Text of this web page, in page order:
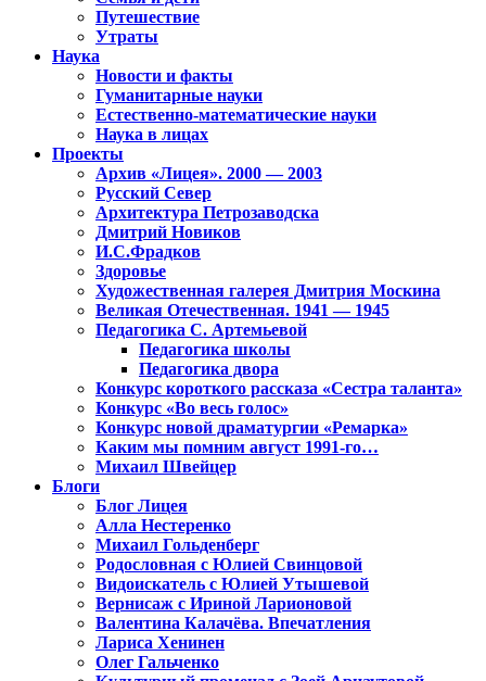
Путешествие
Утраты
Наука
Новости и факты
Гуманитарные науки
Естественно-математические науки
Наука в лицах
Проекты
Архив «Лицея». 2000 — 2003
Русский Север
Архитектура Петрозаводска
Дмитрий Новиков
И.С.Фрадков
Здоровье
Художественная галерея Дмитрия Москина
Великая Отечественная. 1941 — 1945
Педагогика С. Артемьевой
Педагогика школы
Педагогика двора
Конкурс короткого рассказа «Сестра таланта»
Конкурс «Во весь голос»
Конкурс новой драматургии «Ремарка»
Каким мы помним август 1991-го…
Михаил Швейцер
Блоги
Блог Лицея
Алла Нестеренко
Михаил Гольденберг
Родословная с Юлией Свинцовой
Видоискатель с Юлией Утышевой
Вернисаж с Ириной Ларионовой
Валентина Калачёва. Впечатления
Лариса Хенинен
Олег Гальченко